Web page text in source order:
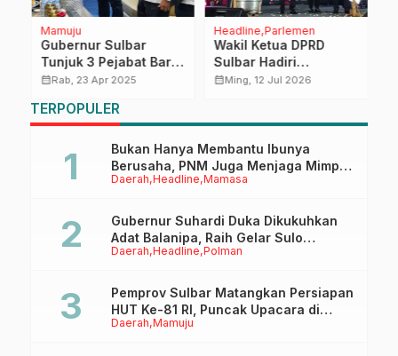
Mamuju
Gubernur Sulbar
Tunjuk 3 Pejabat Baru,
Kasatpol PP hingga
calendar_monthRab, 23 Apr 2025
Headline Parlemen
Wakil Ketua DPRD
Sulbar Hadiri
Pembukaan
Wujudkan
Pertumbuhan Ekonomi
Inklusif dan
Berkelanjutan
calendar_monthMing, 12 Jul 2026
TERPOPULER
Daerah Headline Mamasa
Bukan Hanya Membantu Ibunya
Berusaha, PNM Juga Menjaga Mimpi
Anaknya Untuk Menggapai Cita-Cita
Daerah Headline Polman
Gubernur Suhardi Duka Dikukuhkan
Adat Balanipa, Raih Gelar Sulo
Tappidena
Daerah Mamuju
Pemprov Sulbar Matangkan Persiapan
HUT Ke-81 RI, Puncak Upacara di
Lapangan Ahmad Kirang